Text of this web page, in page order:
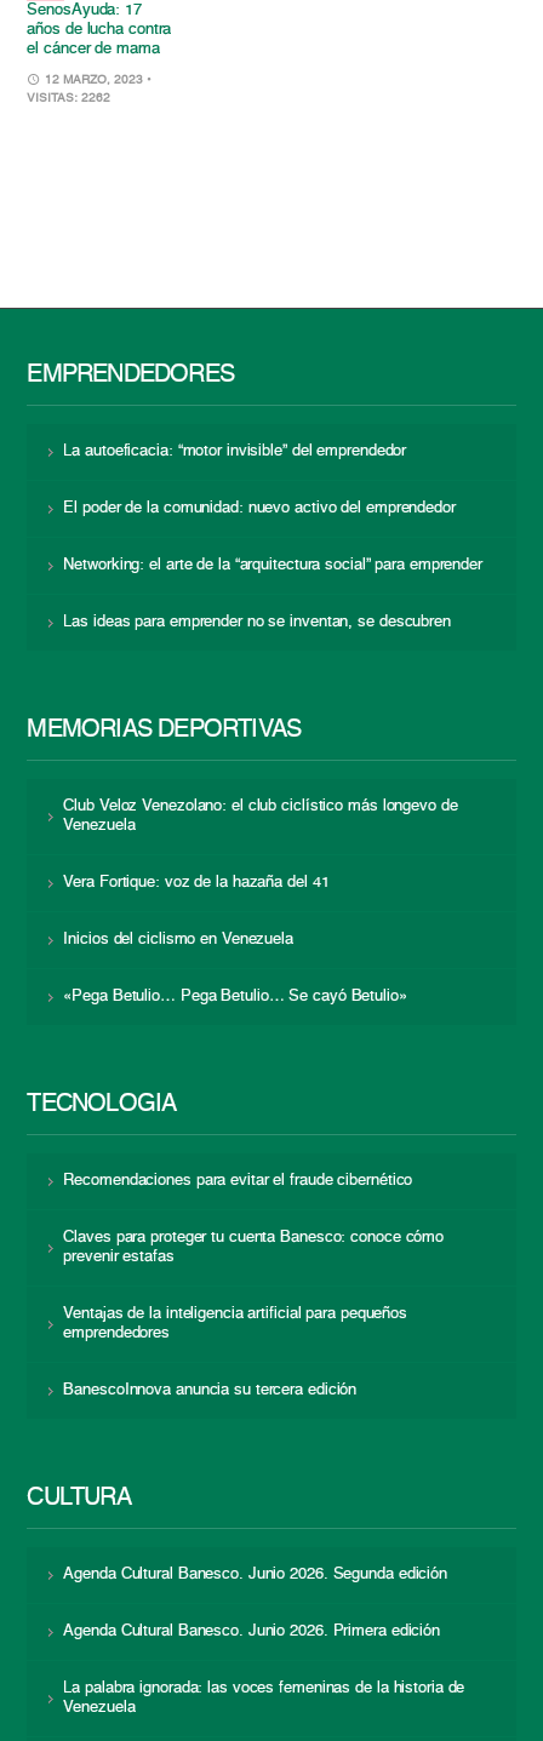
SenosAyuda: 17
años de lucha contra
el cáncer de mama
12 MARZO, 2023 •
VISITAS: 2262
EMPRENDEDORES
La autoeficacia: “motor invisible” del emprendedor
El poder de la comunidad: nuevo activo del emprendedor
Networking: el arte de la “arquitectura social” para emprender
Las ideas para emprender no se inventan, se descubren
MEMORIAS DEPORTIVAS
Club Veloz Venezolano: el club ciclístico más longevo de
Venezuela
Vera Fortique: voz de la hazaña del 41
Inicios del ciclismo en Venezuela
«Pega Betulio… Pega Betulio… Se cayó Betulio»
TECNOLOGÍA
Recomendaciones para evitar el fraude cibernético
Claves para proteger tu cuenta Banesco: conoce cómo
prevenir estafas
Ventajas de la inteligencia artificial para pequeños
emprendedores
BanescoInnova anuncia su tercera edición
CULTURA
Agenda Cultural Banesco. Junio 2026. Segunda edición
Agenda Cultural Banesco. Junio 2026. Primera edición
La palabra ignorada: las voces femeninas de la historia de
Venezuela